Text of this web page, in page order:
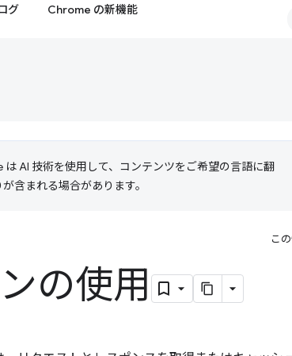
グ Chrome の新機能
は AI 技術を使用して、コンテンツをご希望の言語に翻
含まれる場合があります。
こ
の使用